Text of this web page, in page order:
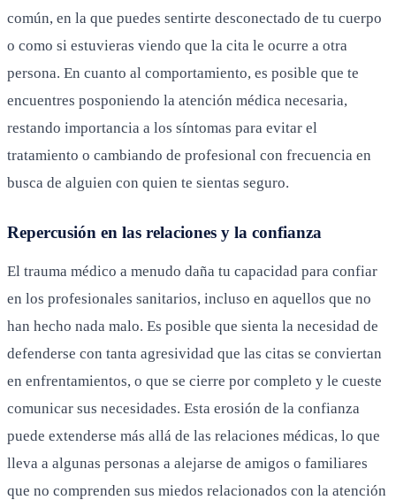
común, en la que puedes sentirte desconectado de tu cuerpo
o como si estuvieras viendo que la cita le ocurre a otra
persona. En cuanto al comportamiento, es posible que te
encuentres posponiendo la atención médica necesaria,
restando importancia a los síntomas para evitar el
tratamiento o cambiando de profesional con frecuencia en
busca de alguien con quien te sientas seguro.
Repercusión en las relaciones y la confianza
El trauma médico a menudo daña tu capacidad para confiar
en los profesionales sanitarios, incluso en aquellos que no
han hecho nada malo. Es posible que sienta la necesidad de
defenderse con tanta agresividad que las citas se conviertan
en enfrentamientos, o que se cierre por completo y le cueste
comunicar sus necesidades. Esta erosión de la confianza
puede extenderse más allá de las relaciones médicas, lo que
lleva a algunas personas a alejarse de amigos o familiares
que no comprenden sus miedos relacionados con la atención